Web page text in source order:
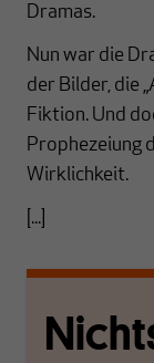
Dramas.
Nun war die
der Bilder, die
Fiktion. Und
Prophezeiung
Wirklichkeit.
[...]